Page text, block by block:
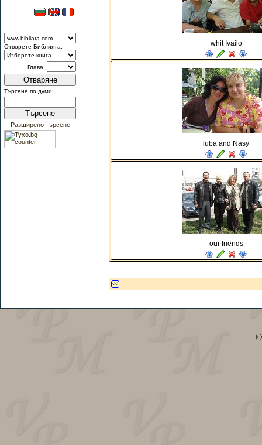
Отворете Библията:
Глава:
Отваряне
Търсене по думи:
Търсене
Разширено търсене
whit Ivailo
luba and Nasy
our friends
<<